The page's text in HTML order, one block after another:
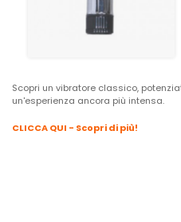
Scopri un vibratore classico,
un'esperienza ancora più intensa.
CLICCA QUI - Scopri di più!